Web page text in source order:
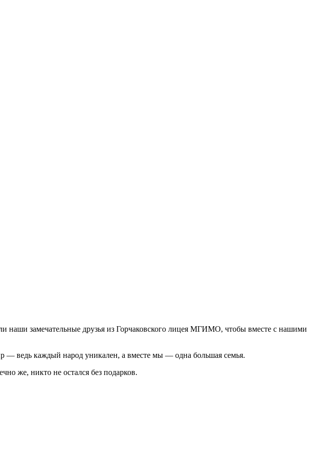
наши замечательные друзья из Горчаковского лицея МГИМО, чтобы вместе с нашими
— ведь каждый народ уникален, а вместе мы — одна большая семья.
же, никто не остался без подарков.